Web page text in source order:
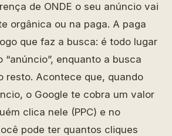
de ONDE o seu anúncio vai
orgânica ou na paga. A paga
que faz a busca: é todo lugar
enquanto a busca
resto. Acontece que, quando
o Google te cobra um valor
clica nele (PPC) e no
pode ter quantos cliques